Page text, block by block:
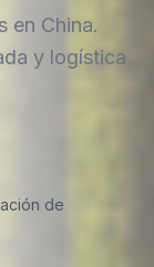
en China.
y logística
de